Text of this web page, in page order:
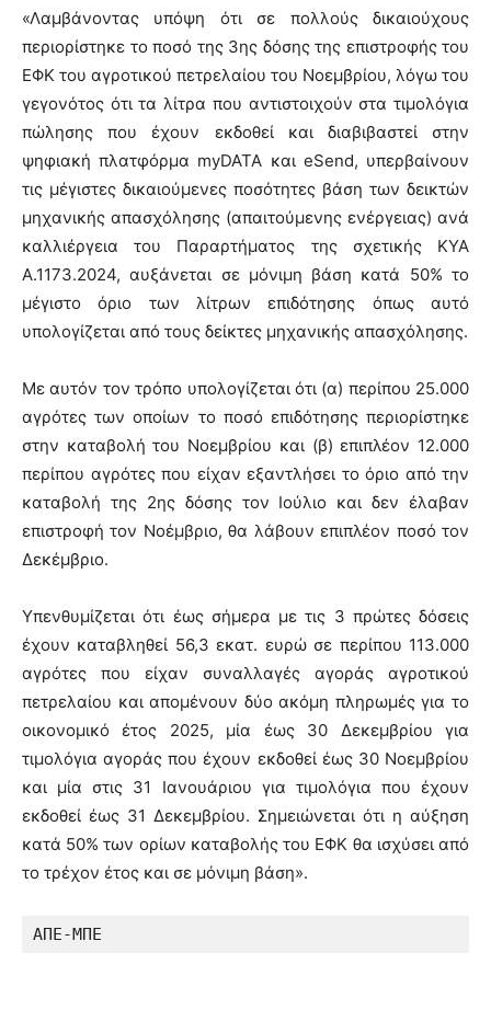
«Λαμβάνοντας υπόψη ότι σε πολλούς δικαιούχους
περιορίστηκε το ποσό της 3ης δόσης της επιστροφής του
ΕΦΚ του αγροτικού πετρελαίου του Νοεμβρίου, λόγω του
γεγονότος ότι τα λίτρα που αντιστοιχούν στα τιμολόγια
πώλησης που έχουν εκδοθεί και διαβιβαστεί στην
ψηφιακή πλατφόρμα myDATA και eSend, υπερβαίνουν
τις μέγιστες δικαιούμενες ποσότητες βάση των δεικτών
μηχανικής απασχόλησης (απαιτούμενης ενέργειας) ανά
καλλιέργεια του Παραρτήματος της σχετικής ΚΥΑ
Α.1173.2024, αυξάνεται σε μόνιμη βάση κατά 50% το
μέγιστο όριο των λίτρων επιδότησης όπως αυτό
υπολογίζεται από τους δείκτες μηχανικής απασχόλησης.
Με αυτόν τον τρόπο υπολογίζεται ότι (α) περίπου 25.000
αγρότες των οποίων το ποσό επιδότησης περιορίστηκε
στην καταβολή του Νοεμβρίου και (β) επιπλέον 12.000
περίπου αγρότες που είχαν εξαντλήσει το όριο από την
καταβολή της 2ης δόσης τον Ιούλιο και δεν έλαβαν
επιστροφή τον Νοέμβριο, θα λάβουν επιπλέον ποσό τον
Δεκέμβριο.
Υπενθυμίζεται ότι έως σήμερα με τις 3 πρώτες δόσεις
έχουν καταβληθεί 56,3 εκατ. ευρώ σε περίπου 113.000
αγρότες που είχαν συναλλαγές αγοράς αγροτικού
πετρελαίου και απομένουν δύο ακόμη πληρωμές για το
οικονομικό έτος 2025, μία έως 30 Δεκεμβρίου για
τιμολόγια αγοράς που έχουν εκδοθεί έως 30 Νοεμβρίου
και μία στις 31 Ιανουάριου για τιμολόγια που έχουν
εκδοθεί έως 31 Δεκεμβρίου. Σημειώνεται ότι η αύξηση
κατά 50% των ορίων καταβολής του ΕΦΚ θα ισχύσει από
το τρέχον έτος και σε μόνιμη βάση».
ΑΠΕ-ΜΠΕ